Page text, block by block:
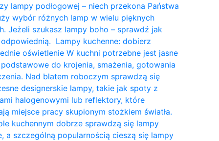
lampy podłogowej – niech przekona Państwa
wybór różnych lamp w wielu pięknych
Jeżeli szukasz lampy boho – sprawdź jak
Lampy kuchenne: dobierz
oświetlenie W kuchni potrzebne jest jasne
podstawowe do krojenia, smażenia, gotowania
Nad blatem roboczym sprawdzą się
designerskie lampy, takie jak spoty z
halogenowymi lub reflektory, które
miejsce pracy skupionym stożkiem światła.
kuchennym dobrze sprawdzą się lampy
a szczególną popularnością cieszą się lampy